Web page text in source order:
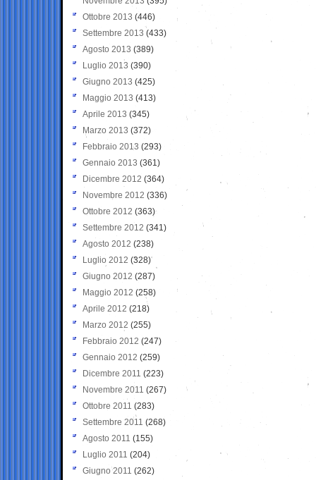
Ottobre 2013 (446)
Settembre 2013 (433)
Agosto 2013 (389)
Luglio 2013 (390)
Giugno 2013 (425)
Maggio 2013 (413)
Aprile 2013 (345)
Marzo 2013 (372)
Febbraio 2013 (293)
Gennaio 2013 (361)
Dicembre 2012 (364)
Novembre 2012 (336)
Ottobre 2012 (363)
Settembre 2012 (341)
Agosto 2012 (238)
Luglio 2012 (328)
Giugno 2012 (287)
Maggio 2012 (258)
Aprile 2012 (218)
Marzo 2012 (255)
Febbraio 2012 (247)
Gennaio 2012 (259)
Dicembre 2011 (223)
Novembre 2011 (267)
Ottobre 2011 (283)
Settembre 2011 (268)
Agosto 2011 (155)
Luglio 2011 (204)
Giugno 2011 (262)